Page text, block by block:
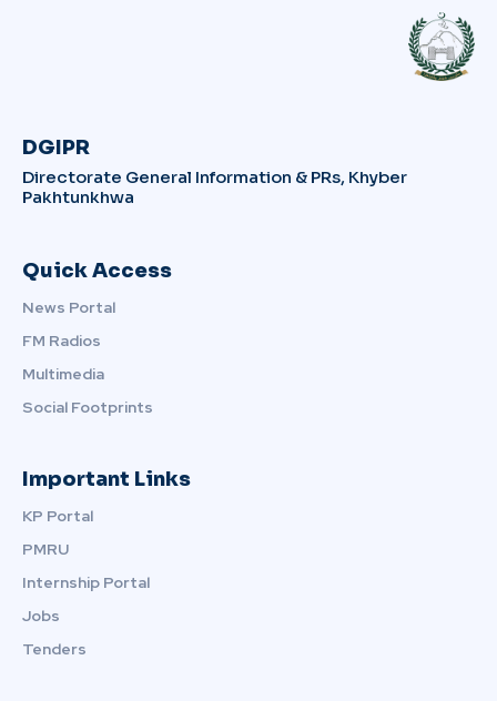
DGIPR
Directorate General Information & PRs, Khyber
Pakhtunkhwa
Quick Access
News Portal
FM Radios
Multimedia
Social Footprints
Important Links
KP Portal
PMRU
Internship Portal
Jobs
Tenders